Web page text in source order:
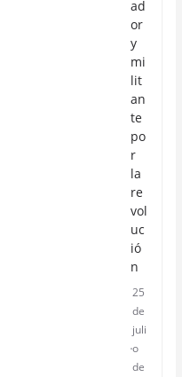
ad
or
y
mi
lit
an
te
po
r
la
re
vol
uc
ió
n
25
de
juli
o
de